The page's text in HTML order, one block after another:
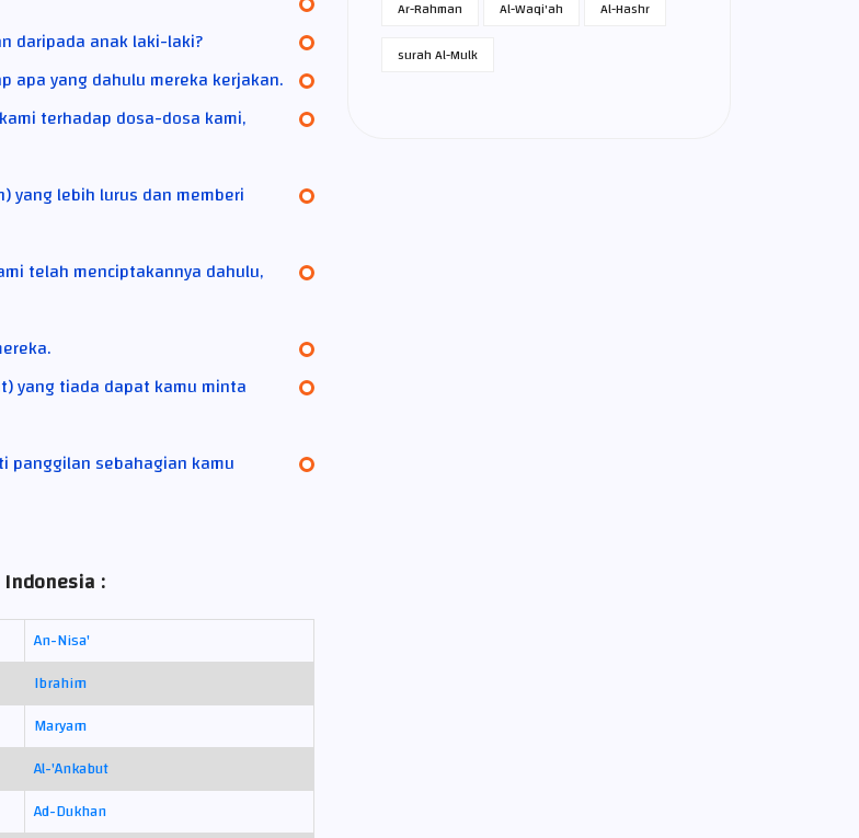
daripada anak laki-laki?
apa yang dahulu mereka kerjakan.
terhadap dosa-dosa kami,
yang lebih lurus dan memberi
telah menciptakannya dahulu,
yang tiada dapat kamu minta
panggilan sebahagian kamu
:
An-Nisa'
Ibrahim
Maryam
Al-'Ankabut
Ad-Dukhan
Ar-Rahman
Al-Waqi'ah
Al-Hashr
surah Al-Mulk